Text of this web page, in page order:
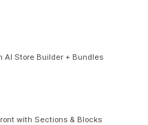
AI Store Builder + Bundles
with Sections & Blocks